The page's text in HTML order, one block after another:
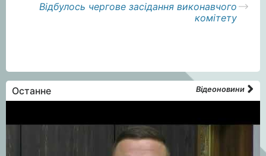
Відбулось чергове засідання виконавчого
комітету
Останне Відеоновини